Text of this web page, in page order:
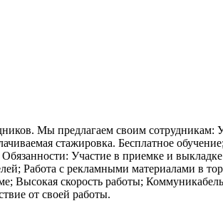
Мы предлагаем своим сотрудникам:
стажировка. Бесплатное
Участие в приемке и
Работа с рекламными материалами в
Высокая скорость работы;
от своей работы.